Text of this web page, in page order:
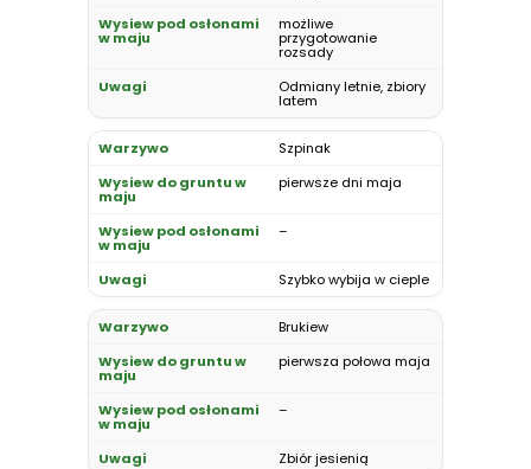
możliwe
przygotowanie
rozsady
Odmiany letnie, zbiory
latem
Szpinak
pierwsze dni maja
–
Szybko wybija w cieple
Brukiew
pierwsza połowa maja
–
Zbiór jesienią